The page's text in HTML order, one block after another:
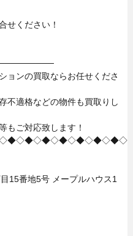
せください！
ョンの買取ならお任せくださ
不適格などの物件も買取りし
もご対応致します！
15番地5号 メープルハウス1